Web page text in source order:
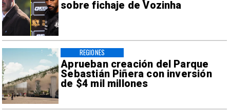
sobre fichaje de Vozinha
Aprueban creación del Parque
Sebastián Piñera con inversión
de $4 mil millones
REGIONES